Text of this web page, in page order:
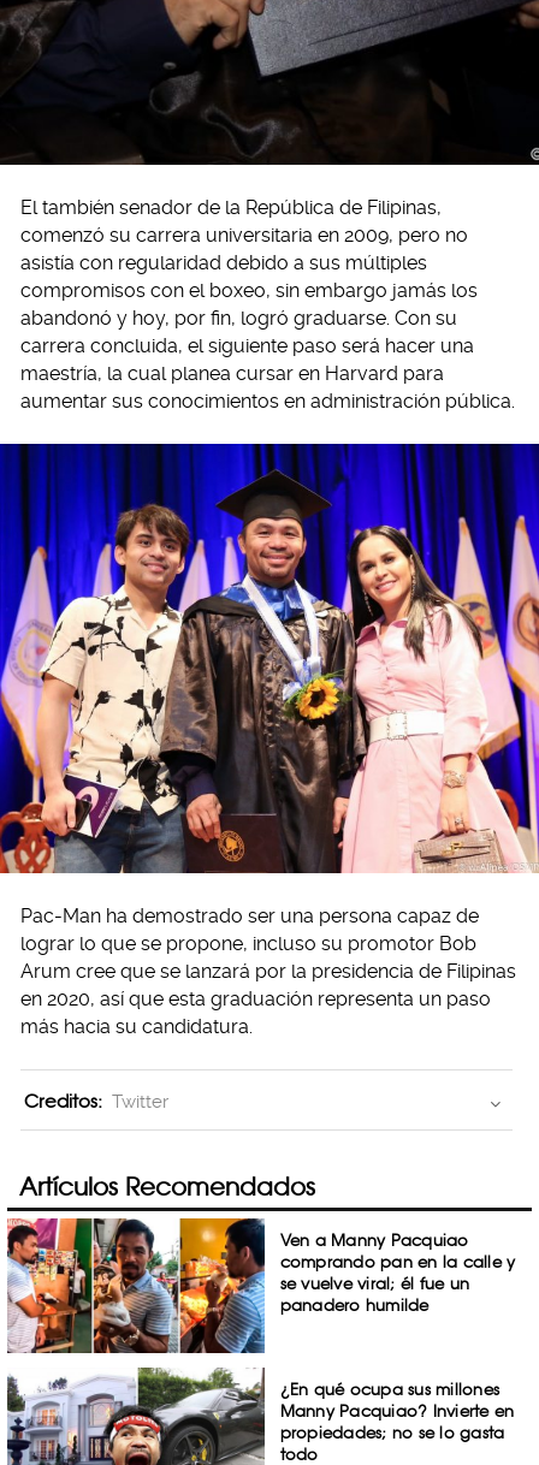
El también senador de la República de Filipinas,
comenzó su carrera universitaria en 2009, pero no
asistía con regularidad debido a sus múltiples
compromisos con el boxeo, sin embargo jamás los
abandonó y hoy, por fin, logró graduarse. Con su
carrera concluida, el siguiente paso será hacer una
maestría, la cual planea cursar en Harvard para
aumentar sus conocimientos en administración pública.
Pac-Man ha demostrado ser una persona capaz de
lograr lo que se propone, incluso su promotor Bob
Arum cree que se lanzará por la presidencia de Filipinas
en 2020, así que esta graduación representa un paso
más hacia su candidatura.
Creditos: Twitter
Artículos Recomendados
Ven a Manny Pacquiao
comprando pan en la calle y
se vuelve viral; él fue un
panadero humilde
¿En qué ocupa sus millones
Manny Pacquiao? Invierte en
propiedades; no se lo gasta
todo